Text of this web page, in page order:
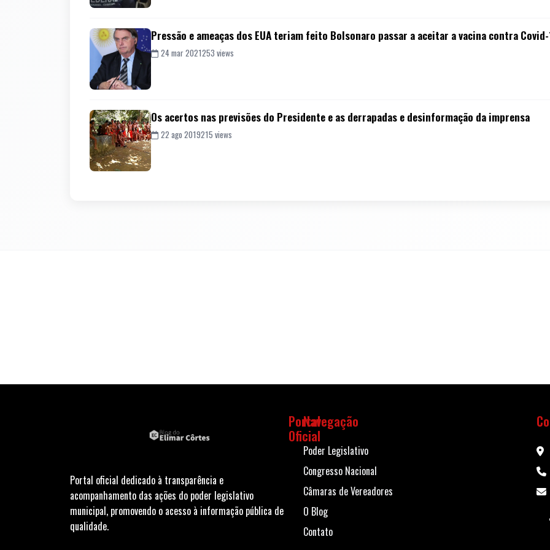
Pressão e ameaças dos EUA teriam feito Bolsonaro passar a aceitar a vacina contra
24 mar 2021253 views
Os acertos nas previsões do Presidente e as derrapadas e desinformação da imprensa
22 ago 2019215 views
Portal
Oficial
Portal oficial dedicado à transparência e
acompanhamento das ações do poder legislativo
municipal, promovendo o acesso à informação pública de
qualidade.
Navegação
Poder Legislativo
Congresso Nacional
Câmaras de Vereadores
O Blog
Contato